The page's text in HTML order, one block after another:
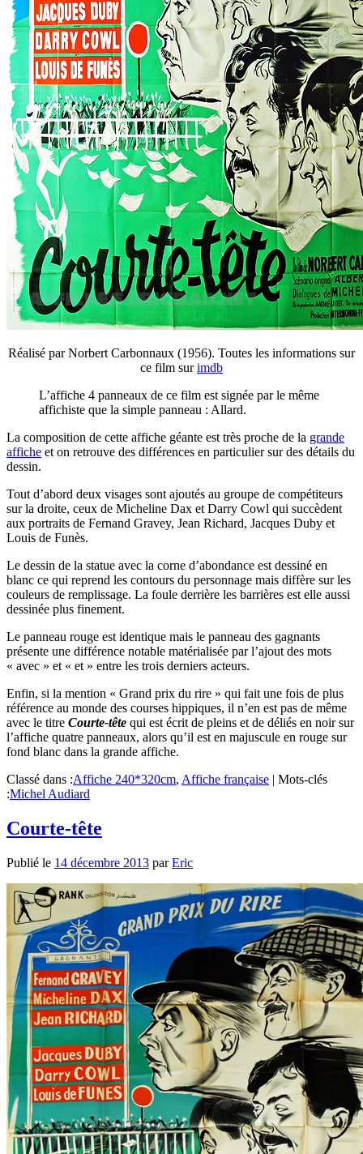
Réalisé par Norbert Carbonnaux (1956). Toutes les informations sur
ce film surimdb
L’affiche 4 panneaux de ce film est signée par le même
affichiste que la simple panneau : Allard.
La composition de cette affiche géante est très proche de la grande
affiche et on retrouve des différences en particulier sur des détails du
dessin.
Tout d’abord deux visages sont ajoutés au groupe de compétiteurs
sur la droite, ceux de Micheline Dax et Darry Cowl qui succèdent
aux portraits de Fernand Gravey, Jean Richard, Jacques Duby et
Louis de Funès.
Le dessin de la statue avec la corne d’abondance est dessiné en
blanc ce qui reprend les contours du personnage mais diffère sur les
couleurs de remplissage. La foule derrière les barrières est elle aussi
dessinée plus finement.
Le panneau rouge est identique mais le panneau des gagnants
présente une différence notable matérialisée par l’ajout des mots
« avec » et « et » entre les trois derniers acteurs.
Enfin, si la mention « Grand prix du rire » qui fait une fois de plus
référence au monde des courses hippiques, il n’en est pas de même
avec le titre Courte-tête qui est écrit de pleins et de déliés en noir sur
l’affiche quatre panneaux, alors qu’il est en majuscule en rouge sur
fond blanc dans la grande affiche.
Classé dans :Affiche 240*320cm, Affiche française | Mots-clés
:Michel Audiard
Courte-tête
Publié le 14 décembre 2013 parEric